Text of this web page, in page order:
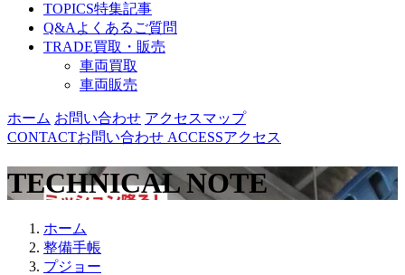
TOPICS特集記事
Q&A よくあるご質問
TRADE買取・販売
車両買取
車両販売
ホーム お問い合わせ アクセスマップ
CONTACTお問い合わせ ACCESSアクセス
TECHNICAL NOTE
ホーム
整備手帳
プジョー